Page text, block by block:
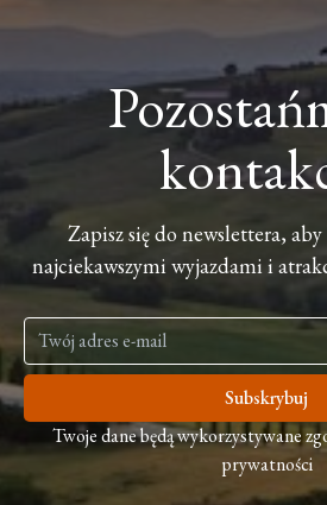
Zapisz się do newslettera,
najciekawszymi wyjazdami i
Subskrybuj
Twoje dane będą wykorzystywane
prywatności